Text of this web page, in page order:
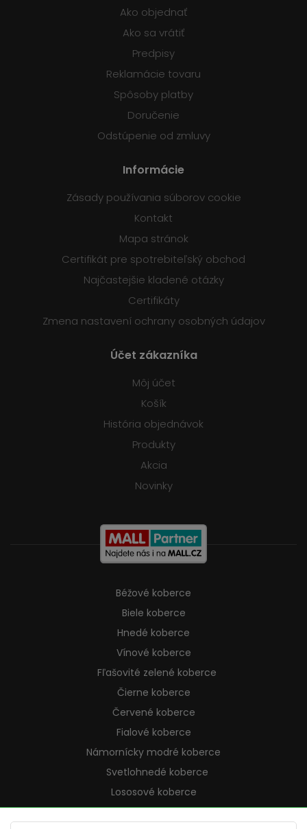
Ako objednať
Ako sa vrátiť
Predpisy
Reklamácie tovaru
Spôsoby platby
Doručenie
Odstúpenie od zmluvy
Informácie
Zásady používania súborov cookie
Kontakt
Mapa stránok
Certifikát pre spotrebiteľský obchod
Najčastejšie kladené otázky
Certifikáty
Zmena nastavení ochrany osobných údajov
Účet zákazníka
Môj účet
Košík
História objednávok
Produkty
Akcia
Novinky
Béžové koberce
Biele koberce
Hnedé koberce
Vínové koberce
Fľašovité zelené koberce
Čierne koberce
Červené koberce
Fialové koberce
Námornícky modré koberce
Svetlohnedé koberce
Lososové koberce
Krémové koberce